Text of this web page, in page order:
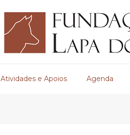
Atividades e Apoios Agenda